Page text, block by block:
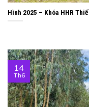
Hình 2025 – Khóa HHR
14
Th6